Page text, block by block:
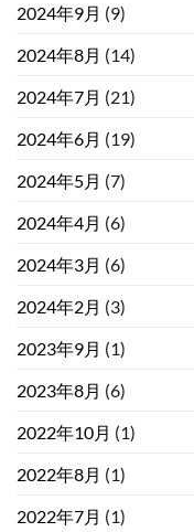
2024年9月 (9)
2024年8月 (14)
2024年7月 (21)
2024年6月 (19)
2024年5月 (7)
2024年4月 (6)
2024年3月 (6)
2024年2月 (3)
2023年9月 (1)
2023年8月 (6)
2022年10月 (1)
2022年8月 (1)
2022年7月 (1)